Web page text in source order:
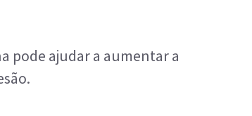
pode ajudar a aumentar a